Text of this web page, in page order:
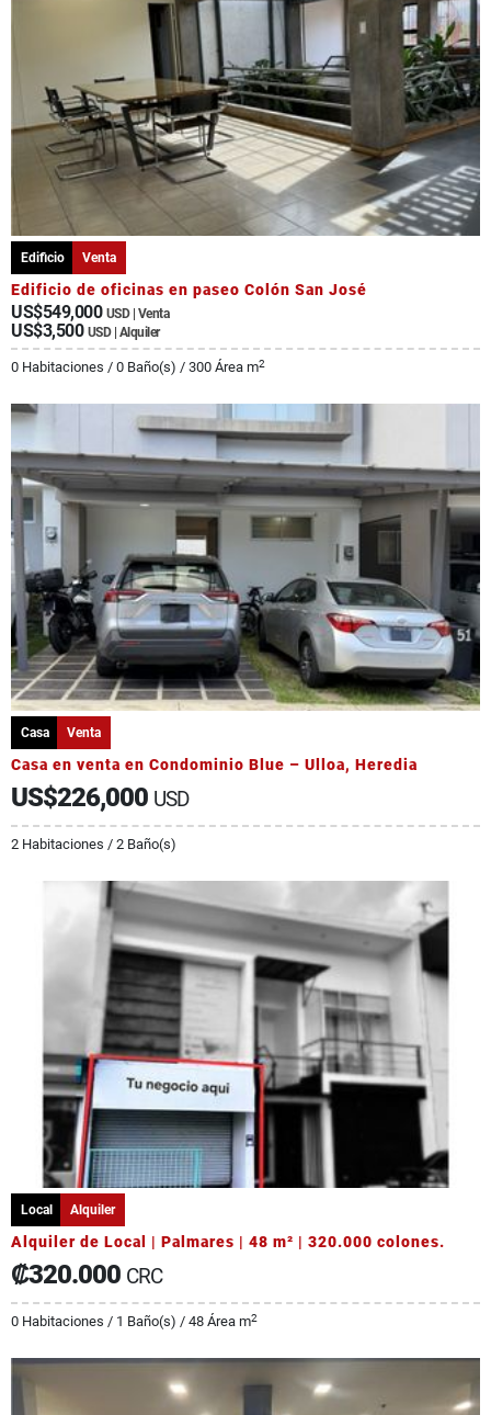
Edificio Venta
Edificio de oficinas en paseo Colón San José
US$549,000 USD | Venta
US$3,500 USD | Alquiler
0 Habitaciones / 0 Baño(s) / 300 Área m2
Casa Venta
Casa en venta en Condominio Blue – Ulloa, Heredia
US$226,000 USD
2 Habitaciones / 2 Baño(s)
Local Alquiler
Alquiler de Local | Palmares | 48 m² | 320.000 colones.
₡320.000 CRC
0 Habitaciones / 1 Baño(s) / 48 Área m2